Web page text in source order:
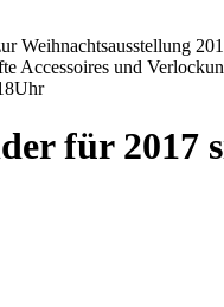
Weihnachtsausstellung
Accessoires und
für 2017